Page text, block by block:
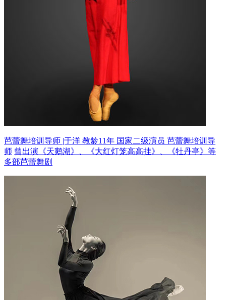
芭蕾舞培训导师 |于洋 教龄11年 国家二级演员 芭蕾舞培训导
师 曾出演《天鹅湖》、《大红灯笼高高挂》、《牡丹亭》等
多部芭蕾舞剧